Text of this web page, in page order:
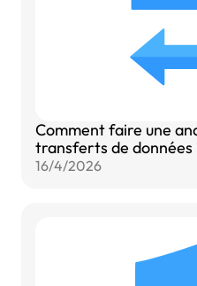
Comment faire une
transferts de données
16/4/2026